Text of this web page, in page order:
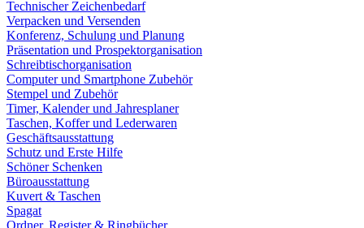
Technischer Zeichenbedarf
Verpacken und Versenden
Konferenz, Schulung und Planung
Präsentation und Prospektorganisation
Schreibtischorganisation
Computer und Smartphone Zubehör
Stempel und Zubehör
Timer, Kalender und Jahresplaner
Taschen, Koffer und Lederwaren
Geschäftsausstattung
Schutz und Erste Hilfe
Schöner Schenken
Büroausstattung
Kuvert & Taschen
Spagat